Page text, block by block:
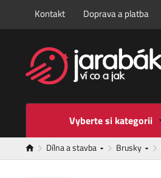
Kontakt Doprava a platba
Vyberte si kategorii
Dílna a stavba Brusky